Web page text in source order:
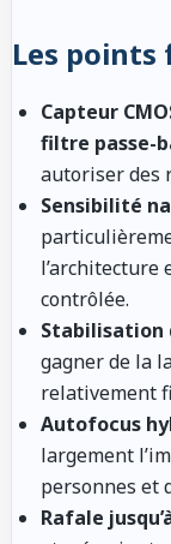
Les
Capteur
filtre passe-
autoriser des
Sensibilité
l’architecture
contrôlée.
Stabilisation
gagner de la
relativement
Autofocus
largement
personnes et
Rafale